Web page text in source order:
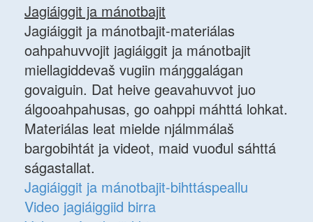
Jagiáiggit ja mánotbajit
Jagiáiggit ja mánotbajit-materiálas
oahpahuvvojit jagiáiggit ja mánotbajit
miellagiddevaš vugiin máŋggalágan
govaiguin. Dat heive geavahuvvot juo
álgooahpahusas, go oahppi máhttá lohkat.
Materiálas leat mielde njálmmálaš
bargobihtát ja videot, maid vuođul sáhttá
ságastallat.
Jagiáiggit ja mánotbajit-bihttáspeallu
Video jagiáiggiid birra